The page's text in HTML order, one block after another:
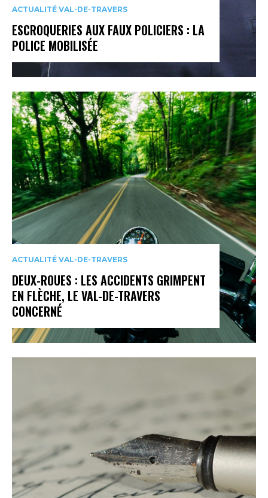
ACTUALITÉ VAL-DE-TRAVERS
ESCROQUERIES AUX FAUX POLICIERS : LA
POLICE MOBILISÉE
ACTUALITÉ VAL-DE-TRAVERS
DEUX-ROUES : LES ACCIDENTS GRIMPENT
EN FLÈCHE, LE VAL-DE-TRAVERS
CONCERNÉ